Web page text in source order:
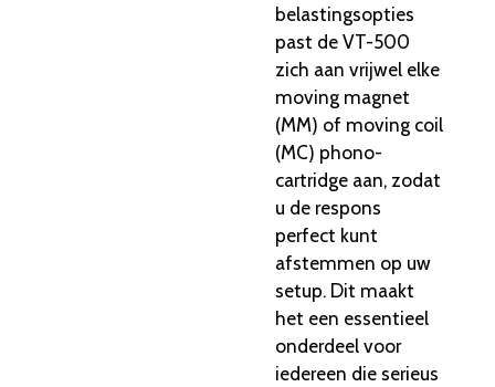
belastingsopties
past de VT-500
zich aan vrijwel elke
moving magnet
(MM) of moving coil
(MC) phono-
cartridge aan, zodat
u de respons
perfect kunt
afstemmen op uw
setup. Dit maakt
het een essentieel
onderdeel voor
iedereen die serieus